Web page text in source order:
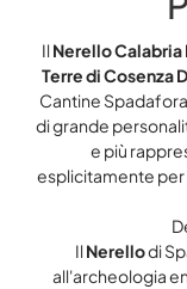
IlNerello Calabria
Terre di Cosenza
Cantine Spadafora
di grande
e più
esplicitamente per
IlNerellodi
all'archeologia